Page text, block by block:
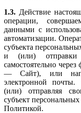
1.3. Действие
операции,
данными с
автоматизации.
субъекта
и (или) отправки
самостоятельно
— Сайт), или
электронной
(или) отправляя
субъект
Политикой.